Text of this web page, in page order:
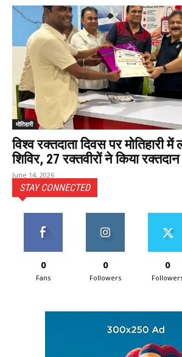
मोतिहारी
विश्व रक्तदाता दिवस पर मोतिहारी में
शिविर, 27 रक्तवीरों ने किया रक्तदान
June 14, 2026
STAY CONNECTED
0
Fans
0
Followers
0